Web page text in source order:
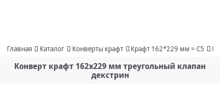
Главная Каталог Конверты крафт Крафт 162*229 мм = С5
Конверт крафт 162х229 мм треугольный клапан
декстрин